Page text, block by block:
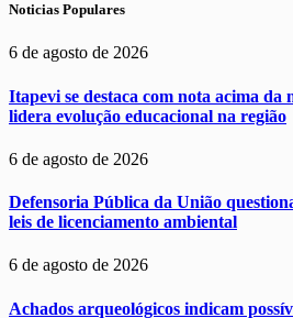
Noticias Populares
6 de agosto de 2026
Itapevi se destaca com nota acima da
lidera evolução educacional na região
6 de agosto de 2026
Defensoria Pública da União
leis de licenciamento ambiental
6 de agosto de 2026
Achados arqueológicos indicam